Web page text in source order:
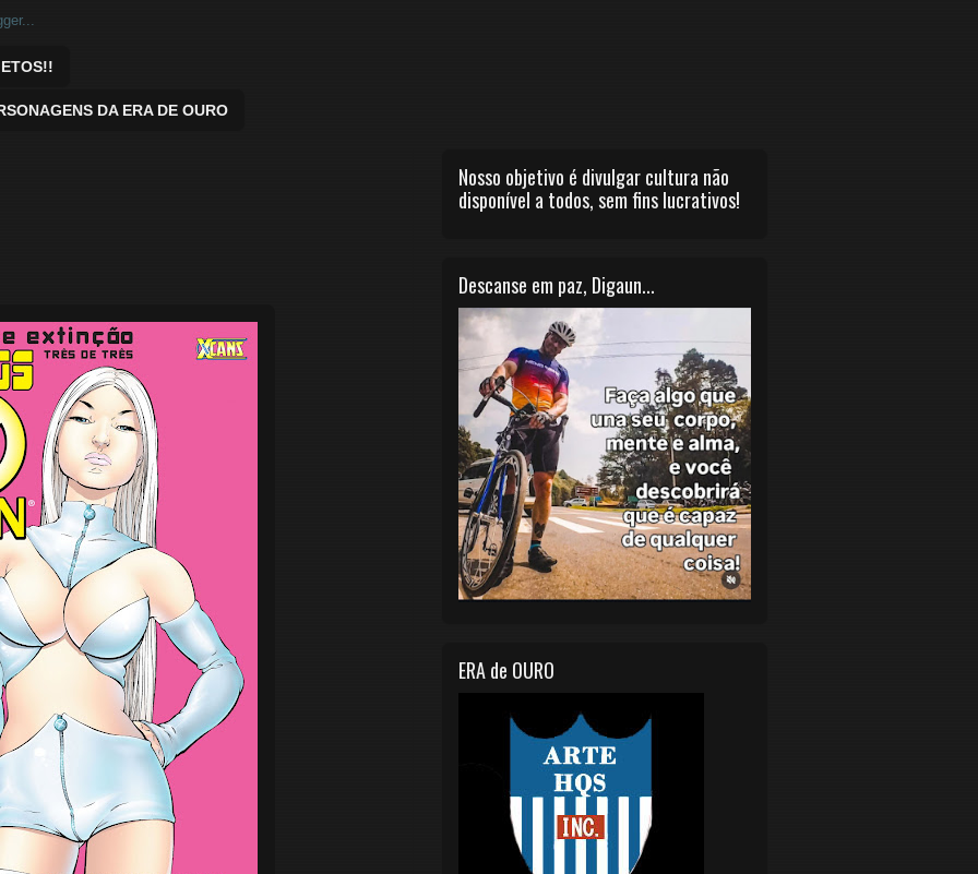
DA ERA DE OURO
Nosso objetivo é divulgar cultura não
disponível a todos, sem fins lucrativos!
Descanse em paz, Digaun...
ERA de OURO